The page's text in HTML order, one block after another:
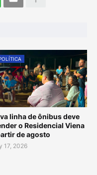
linha de ônibus deve
o Residencial Viena
de agosto
17, 2026